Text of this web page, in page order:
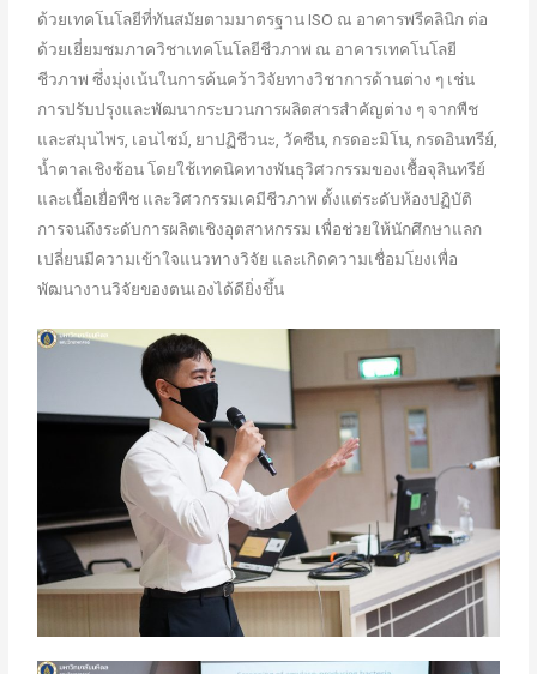
ด้วยเทคโนโลยีที่ทันสมัยตามมาตรฐาน ISO ณ อาคารพรีคลินิก ต่อ
ด้วยเยี่ยมชมภาควิชาเทคโนโลยีชีวภาพ ณ อาคารเทคโนโลยี
ชีวภาพ ซึ่งมุ่งเน้นในการค้นคว้าวิจัยทางวิชาการด้านต่าง ๆ เช่น
การปรับปรุงและพัฒนากระบวนการผลิตสารสำคัญต่าง ๆ จากพืช
และสมุนไพร, เอนไซม์, ยาปฏิชีวนะ, วัคซีน, กรดอะมิโน, กรดอินทรีย์,
น้ำตาลเชิงซ้อน โดยใช้เทคนิคทางพันธุวิศวกรรมของเชื้อจุลินทรีย์
และเนื้อเยื่อพืช และวิศวกรรมเคมีชีวภาพ ตั้งแต่ระดับห้องปฏิบัติ
การจนถึงระดับการผลิตเชิงอุตสาหกรรม เพื่อช่วยให้นักศึกษาแลก
เปลี่ยนมีความเข้าใจแนวทางวิจัย และเกิดความเชื่อมโยงเพื่อ
พัฒนางานวิจัยของตนเองได้ดียิ่งขึ้น